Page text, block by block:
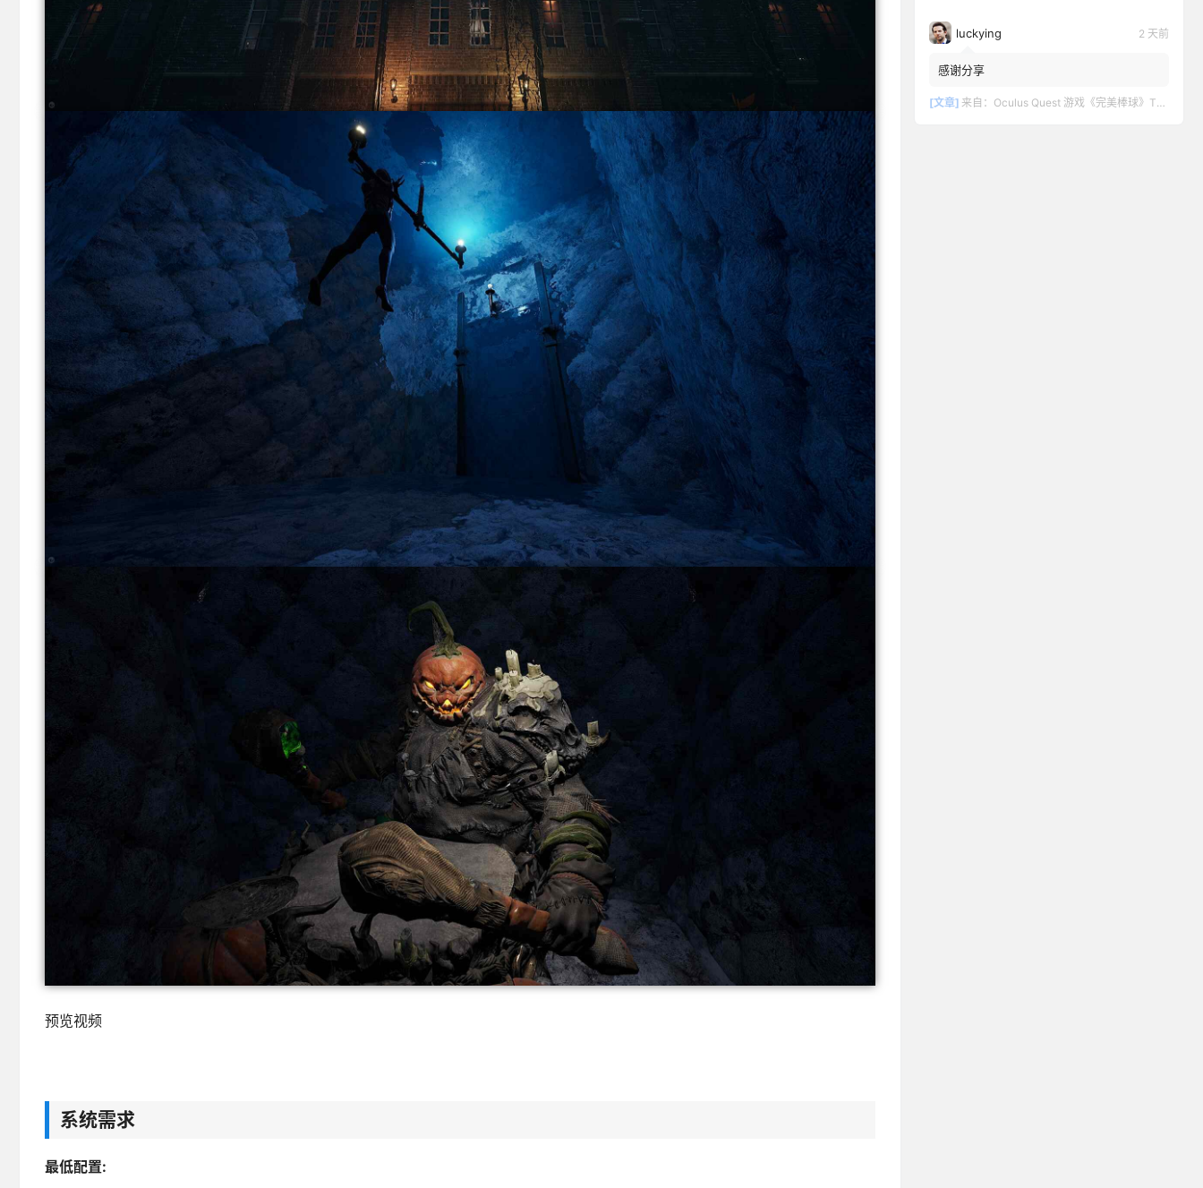
预览视频
系统需求
最低配置:
luckying 2 天前
感谢分享
[文章] 来自： Oculus Quest 游戏《完美棒球》TOTALLY BASEBALL